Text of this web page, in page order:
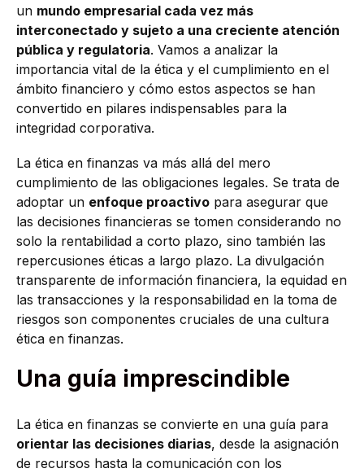
un mundo empresarial cada vez más
interconectado y sujeto a una creciente atención
pública y regulatoria. Vamos a analizar la
importancia vital de la ética y el cumplimiento en el
ámbito financiero y cómo estos aspectos se han
convertido en pilares indispensables para la
integridad corporativa.
La ética en finanzas va más allá del mero
cumplimiento de las obligaciones legales. Se trata de
adoptar un enfoque proactivo para asegurar que
las decisiones financieras se tomen considerando no
solo la rentabilidad a corto plazo, sino también las
repercusiones éticas a largo plazo. La divulgación
transparente de información financiera, la equidad en
las transacciones y la responsabilidad en la toma de
riesgos son componentes cruciales de una cultura
ética en finanzas.
Una guía imprescindible
La ética en finanzas se convierte en una guía para
orientar las decisiones diarias, desde la asignación
de recursos hasta la comunicación con los